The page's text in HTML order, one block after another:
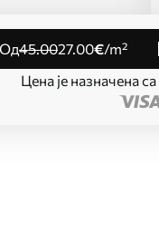
од45.0027.00€/m²
Цена је назначена са